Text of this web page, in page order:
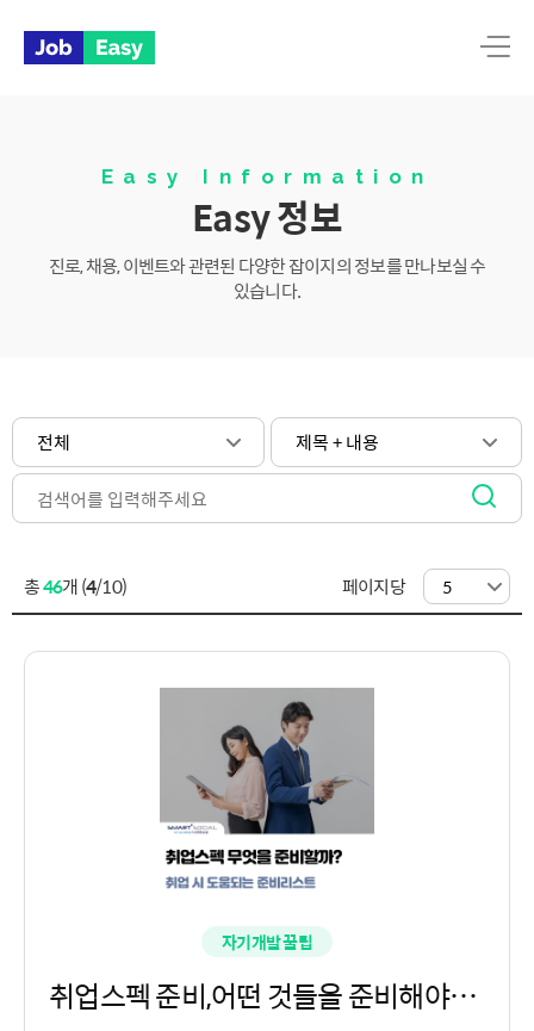
Easy Information
Easy 정보
진로, 채용, 이벤트와 관련된 다양한 잡이지의 정보를 만나보실 수
있습니다.
총46개 (4/10) 페이지당
자기개발 꿀팁
취업스펙 준비,어떤 것들을 준비해야할까?